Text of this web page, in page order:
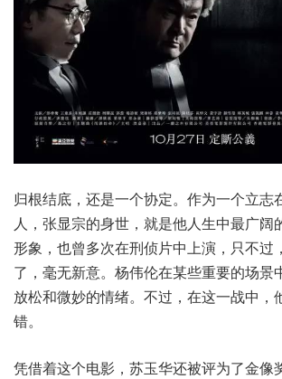
归根结底，还是一个协定。作为一个立志
人，张显宗的身世，就是他人生中最广阔
形象，也曾多次在刑侦片中上演，只不过
了，毫无新意。杨伟伦在某些重要的场景
放松和微妙的情绪。不过，在这一战中，
错。
凭借着这个电影，苏玉华还被评为了金像奖